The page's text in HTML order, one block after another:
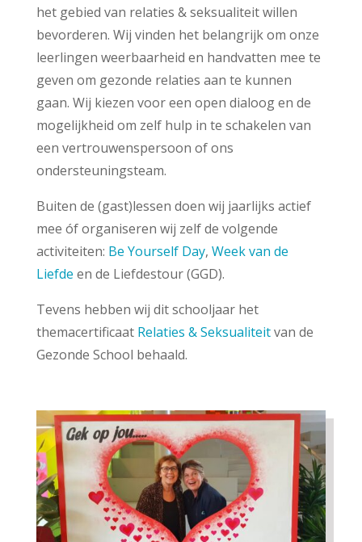
het gebied van relaties & seksualiteit willen
bevorderen. Wij vinden het belangrijk om onze
leerlingen weerbaarheid en handvatten mee te
geven om gezonde relaties aan te kunnen
gaan. Wij kiezen voor een open dialoog en de
mogelijkheid om zelf hulp in te schakelen van
een vertrouwenspersoon of ons
ondersteuningsteam.
Buiten de (gast)lessen doen wij jaarlijks actief
mee óf organiseren wij zelf de volgende
activiteiten: Be Yourself Day, Week van de
Liefde en de Liefdestour (GGD).
Tevens hebben wij dit schooljaar het
themacertificaat Relaties & Seksualiteitvan de
Gezonde School behaald.